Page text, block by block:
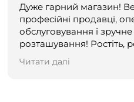
Дуже гарний магазин!
професійні продавці,
обслуговування і зручне
розташування! Ростіть, розширюйтесь ,
дивуйте своєю
новинками!
Читати далі